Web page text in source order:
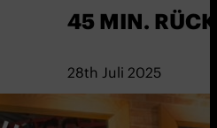
45 MIN.
28th Juli 2025